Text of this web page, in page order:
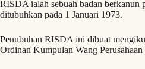
RISDA ialah sebuah badan
ditubuhkan pada 1 Januari 1973.
Penubuhan RISDA ini dibuat
Ordinan Kumpulan Wang